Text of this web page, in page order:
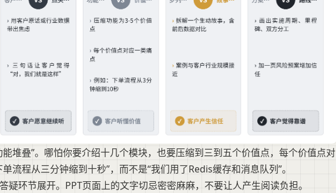
堆叠”。哪怕你要介绍十几个模块，也要压缩到三到五个价值点，每个价值点对
流程从三分钟缩到十秒”，而不是“我们用了Redis缓存和消息队列”。
疑环节展开。PPT页面上的文字切忌密密麻麻，不要让人产生阅读负担。